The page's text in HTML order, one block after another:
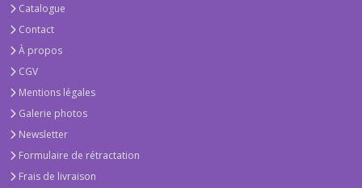
Catalogue
Contact
À propos
CGV
Mentions légales
Galerie photos
Newsletter
Formulaire de rétractation
Frais de livraison